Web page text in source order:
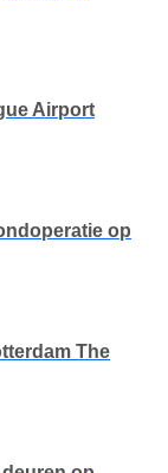
Airport
op
The